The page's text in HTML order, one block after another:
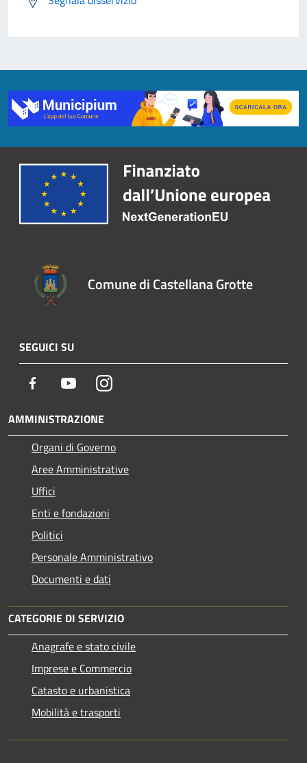
Comune di Castellana Grotte
SEGUICI SU
Facebook YoutubeInstagram
AMMINISTRAZIONE
Organi di Governo
Aree Amministrative
Uffici
Enti e fondazioni
Politici
Personale Amministrativo
Documenti e dati
CATEGORIE DI SERVIZIO
Anagrafe e stato civile
Imprese e Commercio
Catasto e urbanistica
Mobilità e trasporti